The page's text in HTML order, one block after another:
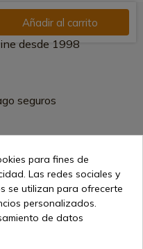
Añadir al carrito
desde 1998
seguros
para fines de
Las redes sociales y
se utilizan para ofrecerte
personalizados.
de datos